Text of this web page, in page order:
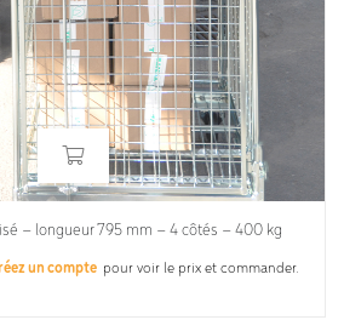
– longueur 795 mm – 4 côtés – 400 kg
un compte pour voir le prix et commander.